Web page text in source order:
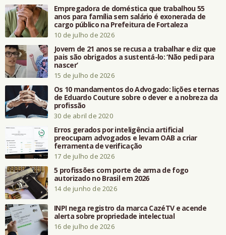
Empregadora de doméstica que trabalhou 55
anos para família sem salário é exonerada de
cargo público na Prefeitura de Fortaleza
10 de julho de 2026
Jovem de 21 anos se recusa a trabalhar e diz que
pais são obrigados a sustentá-lo: ‘Não pedi para
nascer’
15 de julho de 2026
Os 10 mandamentos do Advogado: lições eternas
de Eduardo Couture sobre o dever e a nobreza da
profissão
30 de abril de 2020
Erros gerados por inteligência artificial
preocupam advogados e levam OAB a criar
ferramenta de verificação
17 de julho de 2026
5 profissões com porte de arma de fogo
autorizado no Brasil em 2026
14 de junho de 2026
INPI nega registro da marca CazéTV e acende
alerta sobre propriedade intelectual
16 de julho de 2026